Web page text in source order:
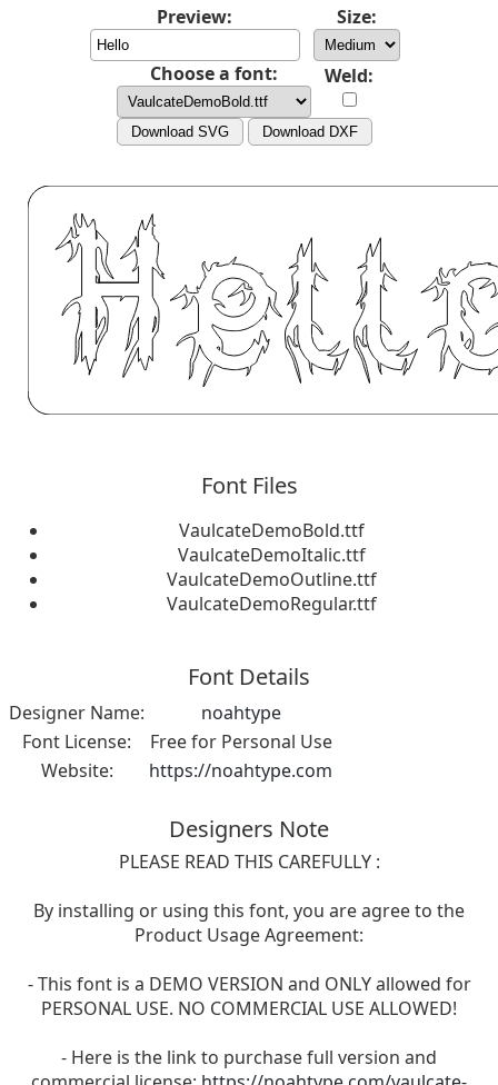
Preview: Size:
Choose a font: Weld:
Download SVG Download DXF
Font Files
VaulcateDemoBold.ttf
VaulcateDemoItalic.ttf
VaulcateDemoOutline.ttf
VaulcateDemoRegular.ttf
Font Details
Designer Name:
noahtype
Font License:
Free for Personal Use
Website:
https://noahtype.com
Designers Note
PLEASE READ THIS CAREFULLY :
By installing or using this font, you are agree to the
Product Usage Agreement:
- This font is a DEMO VERSION and ONLY allowed for
PERSONAL USE. NO COMMERCIAL USE ALLOWED!
- Here is the link to purchase full version and